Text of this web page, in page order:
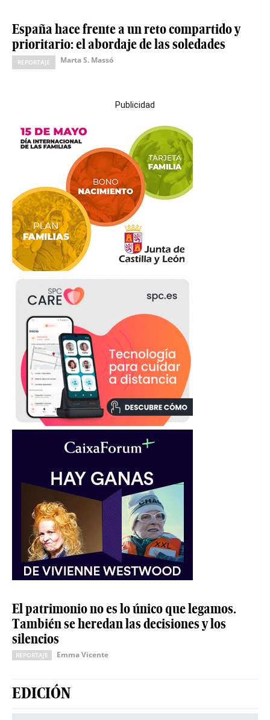
España hace frente a un reto compartido y
prioritario: el abordaje de las soledades
REPORTAJE Marta S. Massó
Publicidad
El patrimonio no es lo único que legamos.
También se heredan las decisiones y los
silencios
REPORTAJE Emma Vicente
EDICIÓN